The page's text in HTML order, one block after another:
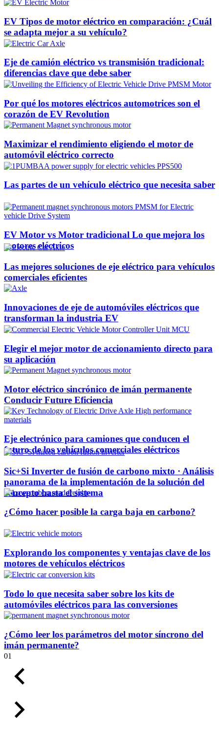
EV Tipos de motor eléctrico en comparación: ¿Cuál
se adapta mejor a su vehículo?
Eje de camión eléctrico vs transmisión tradicional:
diferencias clave que debe saber
Por qué los motores eléctricos automotrices son el
corazón de EV Revolution
Maximizar el rendimiento eligiendo el motor de
automóvil eléctrico correcto
Las partes de un vehículo eléctrico que necesita saber
EV Motor vs Motor tradicional Lo que mejora los
motores eléctricos
Las mejores soluciones de eje eléctrico para vehículos
comerciales eficientes
Innovaciones de eje de automóviles eléctricos que
transforman la industria EV
Elegir el mejor motor de accionamiento directo para
su aplicación
Motor eléctrico sincrónico de imán permanente
Conducir Future Eficiencia
Eje electrónico para camiones que conducen el
futuro de los vehículos comerciales eléctricos
Sic+Si Inverter de fusión de carbono mixto · Análisis
panorama de la implementación de la solución del
concepto hasta el sistema
¿Cómo hacer posible la carga baja en carbono?
Explorando los componentes y ventajas clave de los
motores de vehículos eléctricos
Todo lo que necesita saber sobre los kits de
automóviles eléctricos para las conversiones
¿Cómo leer los parámetros del motor síncrono del
imán permanente?
01